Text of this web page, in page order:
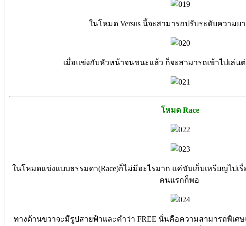
ในโหมด Versus นี้จะสามารถปรับระดับความย
เมื่อแข่งกับหัวหน้าจนชนะแล้ว ก็จะสามารถเข้าไปเล่น
โหมด Race
ในโหมดแข่งแบบธรรมดา(Race)ก็ไม่มีอะไรมาก แค่ขับเก็บเหรียญไปเรื่
คนแรกก็พอ
ทางด้านขวาจะมีรูปสายฟ้าและคำว่า FREE นั่นคือความสามารถพิเศ